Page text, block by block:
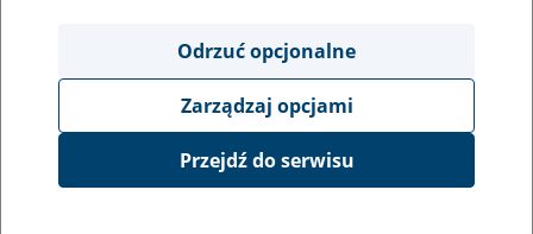
Odrzuć opcjonalne
Zarządzaj opcjami
Przejdź do serwisu